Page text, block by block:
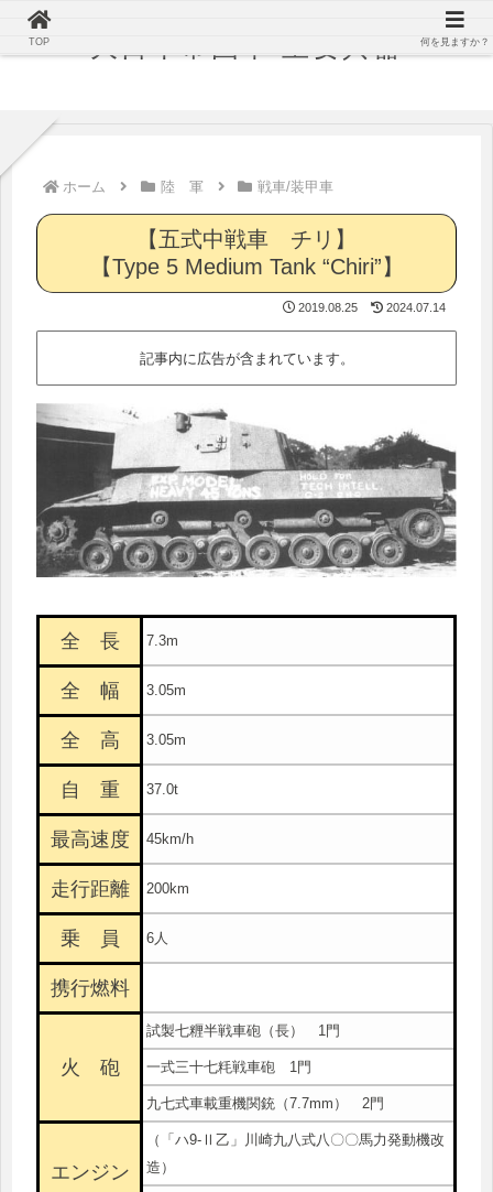
ホーム 陸 軍 戦車/装甲車
【五式中戦車 チリ】
【Type 5 Medium Tank “Chiri”】
2019.08.25 2024.07.14
記事内に広告が含まれています。
全 長 7.3m
全 幅 3.05m
全 高 3.05m
自 重 37.0t
最高速度 45km/h
走行距離 200km
乗 員 6人
携行燃料
火 砲
試製七糎半戦車砲（長） 1門
一式三十七粍戦車砲 1門
九七式車載重機関銃（7.7mm） 2門
エンジン
（「ハ9-Ⅱ乙」川崎九八式八〇〇馬力発動機改
造）
TOP 何を見ますか？